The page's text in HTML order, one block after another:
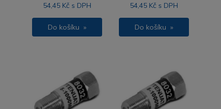
54,45 Kč s DPH
Do košíku »
54,45 Kč s DPH
Do košíku »